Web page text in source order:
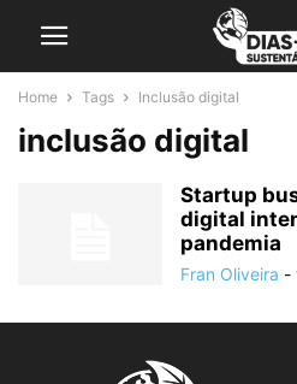
Home Tags Inclusão digital
inclusão digital
Startup
digital
pandemia
Fran Oliveira -